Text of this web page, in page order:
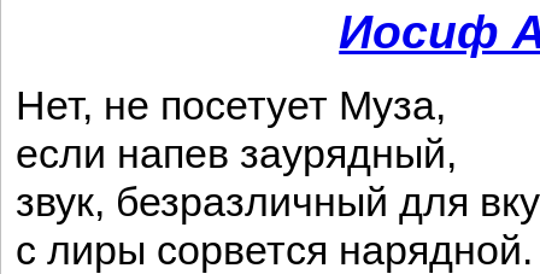
Иосиф
Нет, не посетует Муза,
если напев заурядный,
звук, безразличный для
с лиры сорвется нарядной.